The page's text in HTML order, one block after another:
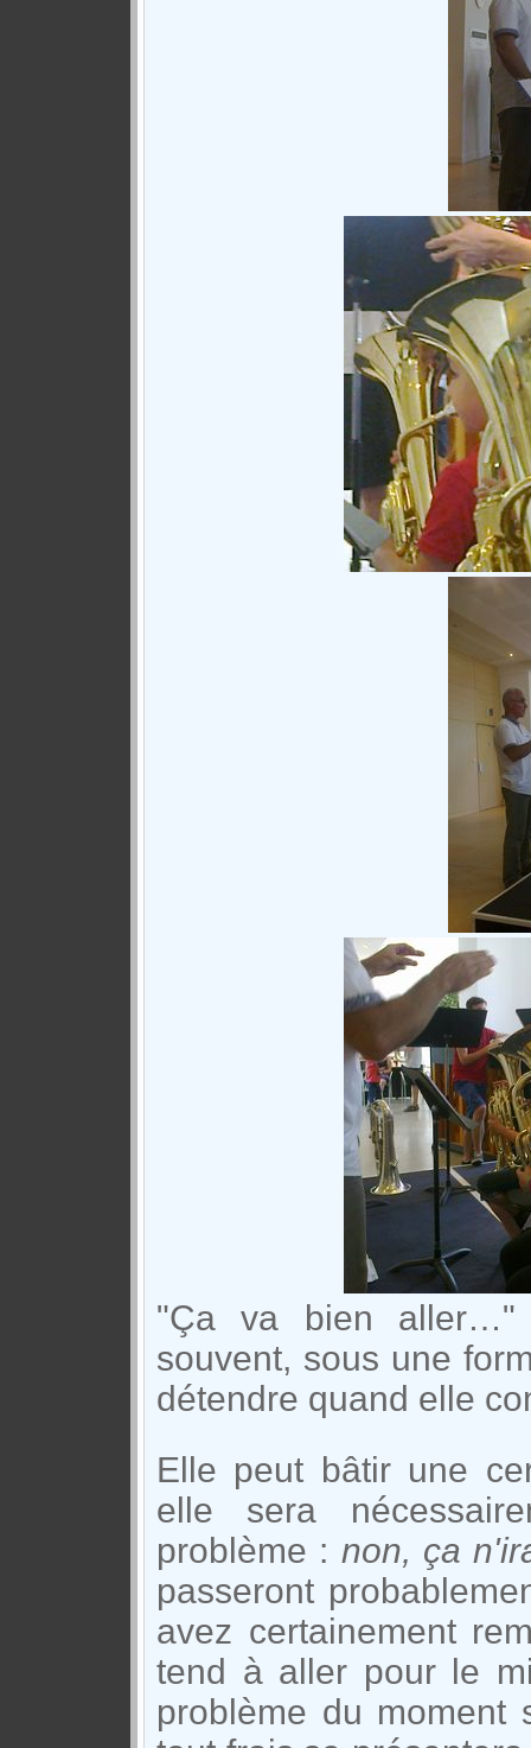
"Ça va bien aller…"
souvent, sous une
détendre quand elle
Elle peut bâtir une
elle sera
problème : non, ça
passeront
avez certainement
tend à aller pour le
problème du moment